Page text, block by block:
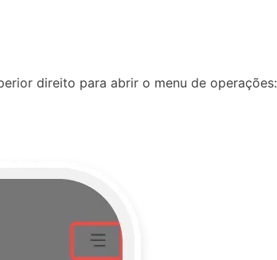
direito para abrir o menu de operações: